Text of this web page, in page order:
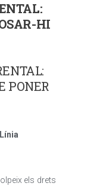
HI
PONER
Línia
els drets